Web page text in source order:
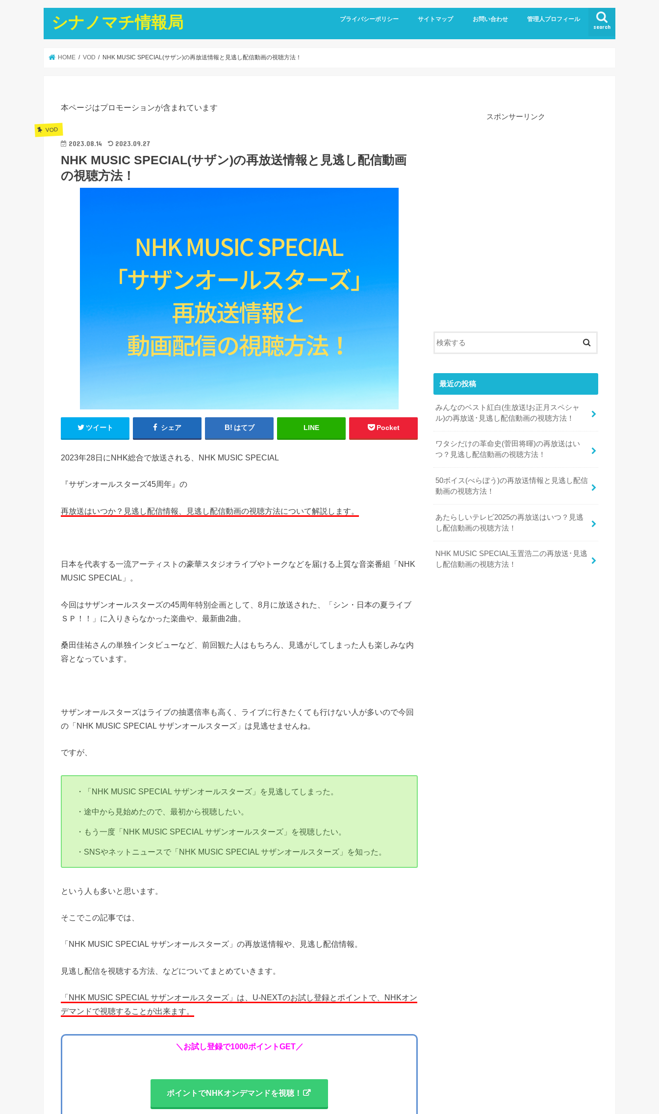
シナノマチ情報局 search
プライバシーポリシー サイトマップ お問い合わせ 管理人プロフィール
HOME VOD NHK MUSIC SPECIAL(サザン)の再放送情報と見逃し配信動画の視聴方法！
本ページはプロモーションが含まれています
VOD
2023.08.14 2023.09.27
NHK MUSIC SPECIAL(サザン)の再放送情報と見逃し配信動画
の視聴方法！
ツイート シェア はてブ LINE Pocket
2023年28日にNHK総合で放送される、NHK MUSIC SPECIAL
『サザンオールスターズ45周年』の
再放送はいつか？見逃し配信情報、見逃し配信動画の視聴方法について解説します。
日本を代表する一流アーティストの豪華スタジオライブやトークなどを届ける上質な音楽番組「NHK
MUSIC SPECIAL」。
今回はサザンオールスターズの45周年特別企画として、8月に放送された、「シン・日本の夏ライブ
ＳＰ！！」に入りきらなかった楽曲や、最新曲2曲。
桑田佳祐さんの単独インタビューなど、前回観た人はもちろん、見逃がしてしまった人も楽しみな内
容となっています。
サザンオールスターズはライブの抽選倍率も高く、ライブに行きたくても行けない人が多いので今回
の「NHK MUSIC SPECIAL サザンオールスターズ」は見逃せませんね。
ですが、
・「NHK MUSIC SPECIAL サザンオールスターズ」を見逃してしまった。
・途中から見始めたので、最初から視聴したい。
・もう一度「NHK MUSIC SPECIAL サザンオールスターズ」を視聴したい。
・SNSやネットニュースで「NHK MUSIC SPECIAL サザンオールスターズ」を知った。
という人も多いと思います。
そこでこの記事では、
「NHK MUSIC SPECIAL サザンオールスターズ」の再放送情報や、見逃し配信情報。
見逃し配信を視聴する方法、などについてまとめていきます。
「NHK MUSIC SPECIAL サザンオールスターズ」は、U-NEXTのお試し登録とポイントで、NHKオン
デマンドで視聴することが出来ます。
＼お試し登録で1000ポイントGET／
ポイントでNHKオンデマンドを視聴！
スポンサーリンク
最近の投稿
みんなのベスト紅白(生放送!お正月スペシャ
ル)の再放送･見逃し配信動画の視聴方法！
ワタシだけの革命史(菅田将暉)の再放送はい
つ？見逃し配信動画の視聴方法！
50ボイス(べらぼう)の再放送情報と見逃し配信
動画の視聴方法！
あたらしいテレビ2025の再放送はいつ？見逃
し配信動画の視聴方法！
NHK MUSIC SPECIAL玉置浩二の再放送･見逃
し配信動画の視聴方法！